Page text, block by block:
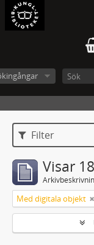
Filter
Visar
Med digitala objekt